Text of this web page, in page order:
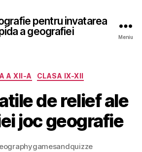
pentru invatarea
a geografiei
Meniu
Categorii
A XII-A CLASA IX-XII
de relief ale
joc geografie